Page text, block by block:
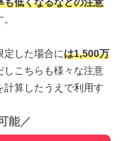
定した場合には1,500万
しこちらも様々な注意
計算したうえで利用す
能／